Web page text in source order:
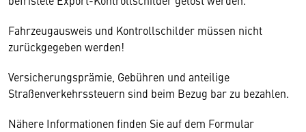
Fahrzeugausweis und Kontrollschilder müssen nicht
zurückgegeben werden!
Versicherungsprämie, Gebühren und anteilige
Straßenverkehrssteuern sind beim Bezug bar zu bezahlen.
Nähere Informationen finden Sie auf dem Formular